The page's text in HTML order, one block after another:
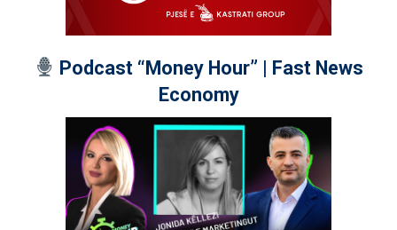
Podcast “Money Hour” | Fast News
Economy